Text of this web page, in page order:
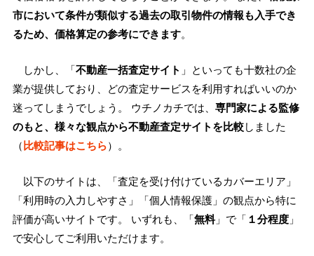
市において条件が類似する過去の取引物件の情報も入手でき
るため、価格算定の参考にできます。
しかし、「不動産一括査定サイト 」といっても十数社の企
業が提供しており、どの査定サービスを利用すればいいのか
迷ってしまうでしょう。 ウチノカチでは、 専門家による監修
のもと、様々な観点から不動産査定サイトを比較しました
（比較記事はこちら）。
以下のサイトは、「査定を受け付けているカバーエリア」
「利用時の入力しやすさ」「個人情報保護」の観点から特に
評価が高いサイトです。 いずれも、「無料」で「 １分程度 」
で安心してご利用いただけます。